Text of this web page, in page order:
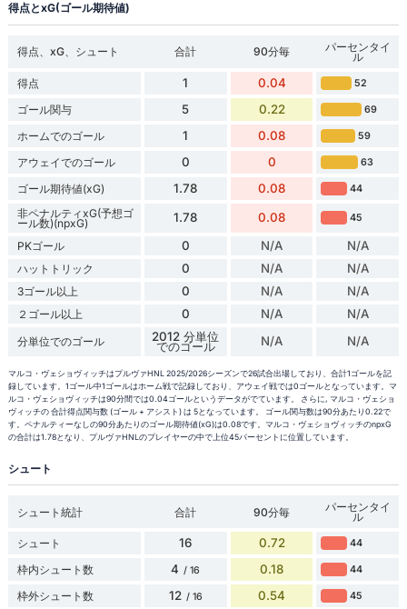
得点とxG(ゴール期待値)
得点、xG、シュート 合計 90分毎 パーセンタイ
ル
得点
1 0.04 52
ゴール関与 5 0.22 69
ホームでのゴール 1 0.08 59
アウェイでのゴール 0 0 63
ゴール期待値(xG) 1.78 0.08 44
非ペナルティxG(予想ゴ
ール数)(npxG) 1.78 0.08 45
PKゴール 0 N/A N/A
ハットトリック 0 N/A N/A
3ゴール以上 0 N/A N/A
２ゴール以上 0 N/A N/A
分単位でのゴール 2012 分単位
でのゴール N/A N/A
マルコ・ヴェショヴィッチはプルヴァHNL 2025/2026シーズンで26試合出場しており、合計1ゴールを記
録しています。1ゴール中1ゴールはホーム戦で記録しており、アウェイ戦では0ゴールとなっています。マ
ルコ・ヴェショヴィッチは90分間では0.04ゴールというデータがでています。 さらに, マルコ・ヴェショ
ヴィッチの 合計得点関与数 (ゴール + アシスト) は 5となっています。 ゴール関与数は90分あたり0.22で
す。ペナルティーなしの90分あたりのゴール期待値(xG)は0.08です。マルコ・ヴェショヴィッチのnpxG
の合計は1.78となり、プルヴァHNLのプレイヤーの中で上位45パーセントに位置しています。
シュート
シュート統計 合計 90分毎 パーセンタイ
ル
シュート
16 0.72 44
枠内シュート数 4 / 16 0.18 44
枠外シュート数 12 / 16 0.54 45